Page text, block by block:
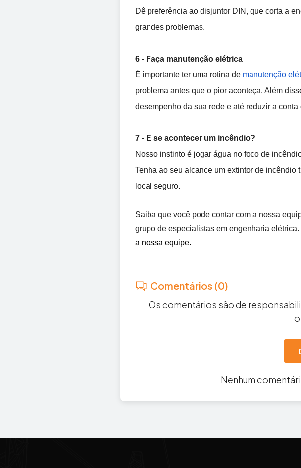
Dê preferência ao disjuntor DIN, que corta a
grandes problemas.
6 - Faça manutenção elétrica
É importante ter uma rotina de manutenção
problema antes que o pior aconteça. Além
desempenho da sua rede e até reduzir a conta
7 - E se acontecer um incêndio?
Nosso instinto é jogar água no foco de
Tenha ao seu alcance um extintor de
local seguro.
Saiba que você pode contar com a nossa
grupo de especialistas em engenharia elétrica.
a nossa equipe.
Comentários (0)
Os comentários são de
Nenhum